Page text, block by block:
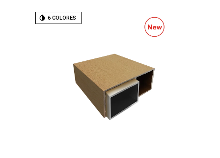
6 COLORES